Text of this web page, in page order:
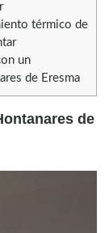
térmico de
un
de Eresma
de